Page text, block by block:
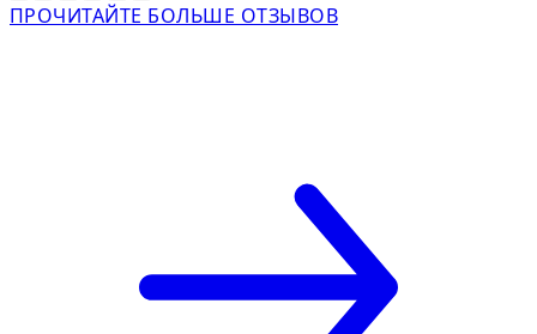
ПРОЧИТАЙТЕ БОЛЬШЕ ОТЗЫВОВ